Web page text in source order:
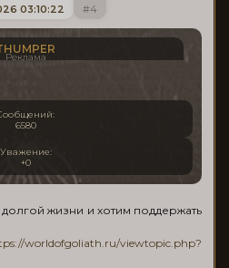
4
03:10:22
Реклама
6580
Уважение:
+0
жизни и хотим поддержать
worldofgoliath.ru/viewtopic.php?